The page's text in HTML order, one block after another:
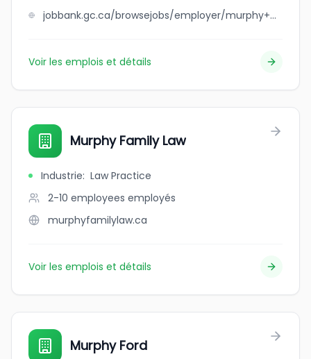
jobbank.gc.ca/browsejobs/employer/murphy+%26+chung+professional+corporation/ca
Voir les emplois et détails
Murphy Family Law
Industrie: Law Practice
2-10 employees employés
murphyfamilylaw.ca
Voir les emplois et détails
Murphy Ford